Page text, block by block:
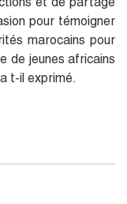
pour témoigner
marocains pour
de jeunes africains
t-il exprimé.